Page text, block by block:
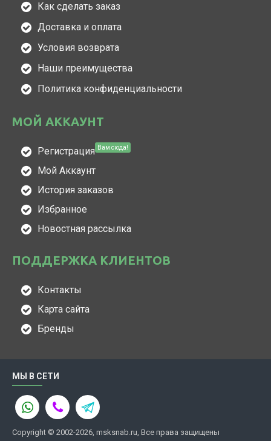
Как сделать заказ
Доставка и оплата
Условия возврата
Наши преимущества
Политика конфиденциальности
МОЙ АККАУНТ
Регистрация Вам сюда!
Мой Аккаунт
История заказов
Избранное
Новостная рассылка
ПОДДЕРЖКА КЛИЕНТОВ
Контакты
Карта сайта
Бренды
МЫ В СЕТИ
Copyright © 2002-2026, msksnab.ru, Все права защищены